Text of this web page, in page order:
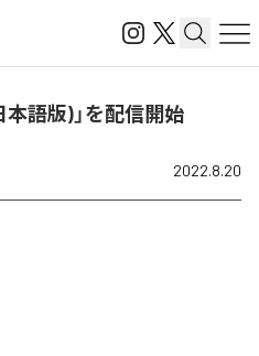
語版)」を配信開始
2022.8.20